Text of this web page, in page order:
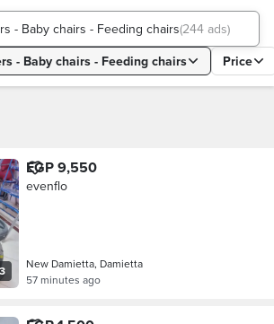
- Baby chairs - Feeding chairs(244 ads)
- Baby chairs - Feeding chairs Price
3
EGP 9,550
evenflo
New Damietta, Damietta
57 minutes ago